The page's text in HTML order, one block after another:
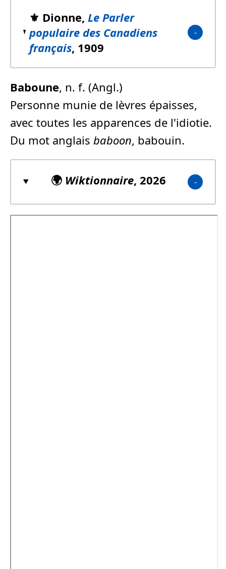
⚜️ Dionne, Le Parler
populaire des Canadiens
français, 1909
Baboune, n. f. (Angl.)
Personne munie de lèvres épaisses,
avec toutes les apparences de l'idiotie.
Du mot anglais baboon, babouin.
🌍 Wiktionnaire, 2026